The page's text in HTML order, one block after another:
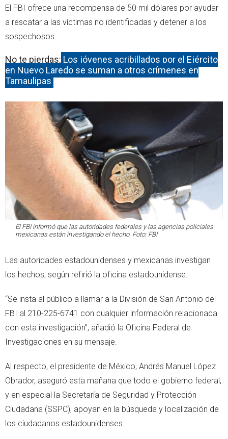
El FBI ofrece una recompensa de 50 mil dólares por ayudar
a rescatar a las víctimas no identificadas y detener a los
sospechosos.
No te pierdas: Los jóvenes acribillados por el Ejército
en Nuevo Laredo se suman a otros crímenes en
Tamaulipas
El FBI informó que las autoridades federales y las agencias policiales
mexicanas están investigando el hecho. Foto: FBI.
Las autoridades estadounidenses y mexicanas investigan
los hechos, según refirió la oficina estadounidense.
“Se insta al público a llamar a la División de San Antonio del
FBI al 210-225-6741 con cualquier información relacionada
con esta investigación”, añadió la Oficina Federal de
Investigaciones en su mensaje.
Al respecto, el presidente de México, Andrés Manuel López
Obrador, aseguró esta mañana que todo el gobierno federal,
y en especial la Secretaría de Seguridad y Protección
Ciudadana (SSPC), apoyan en la búsqueda y localización de
los ciudadanos estadounidenses.